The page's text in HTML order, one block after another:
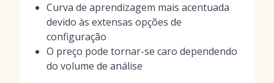
Curva de aprendizagem mais acentuada
devido às extensas opções de
configuração
O preço pode tornar-se caro dependendo
do volume de análise